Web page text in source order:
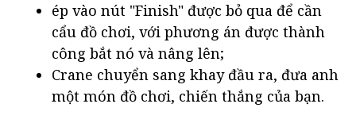
ép vào nút "Finish" được bỏ qua để cần
cẩu đồ chơi, với phương án được thành
công bắt nó và nâng lên;
Crane chuyển sang khay đầu ra, đưa anh
một món đồ chơi, chiến thắng của bạn.